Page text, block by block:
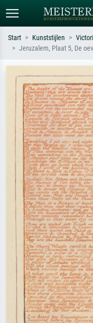
Zoek op kunstenaar, titel of stijl
Monet, Sterrennacht,
Hokusai-golf, naakt.
Start Kunststijlen
Jeruzalem, Plaat 5, De